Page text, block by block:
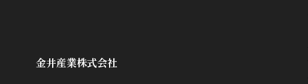
金井産業株式会社